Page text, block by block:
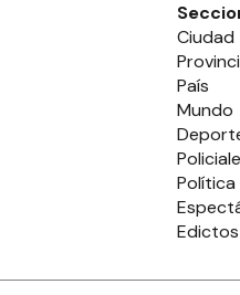
Ciudad
País
Mundo
Política
Edictos